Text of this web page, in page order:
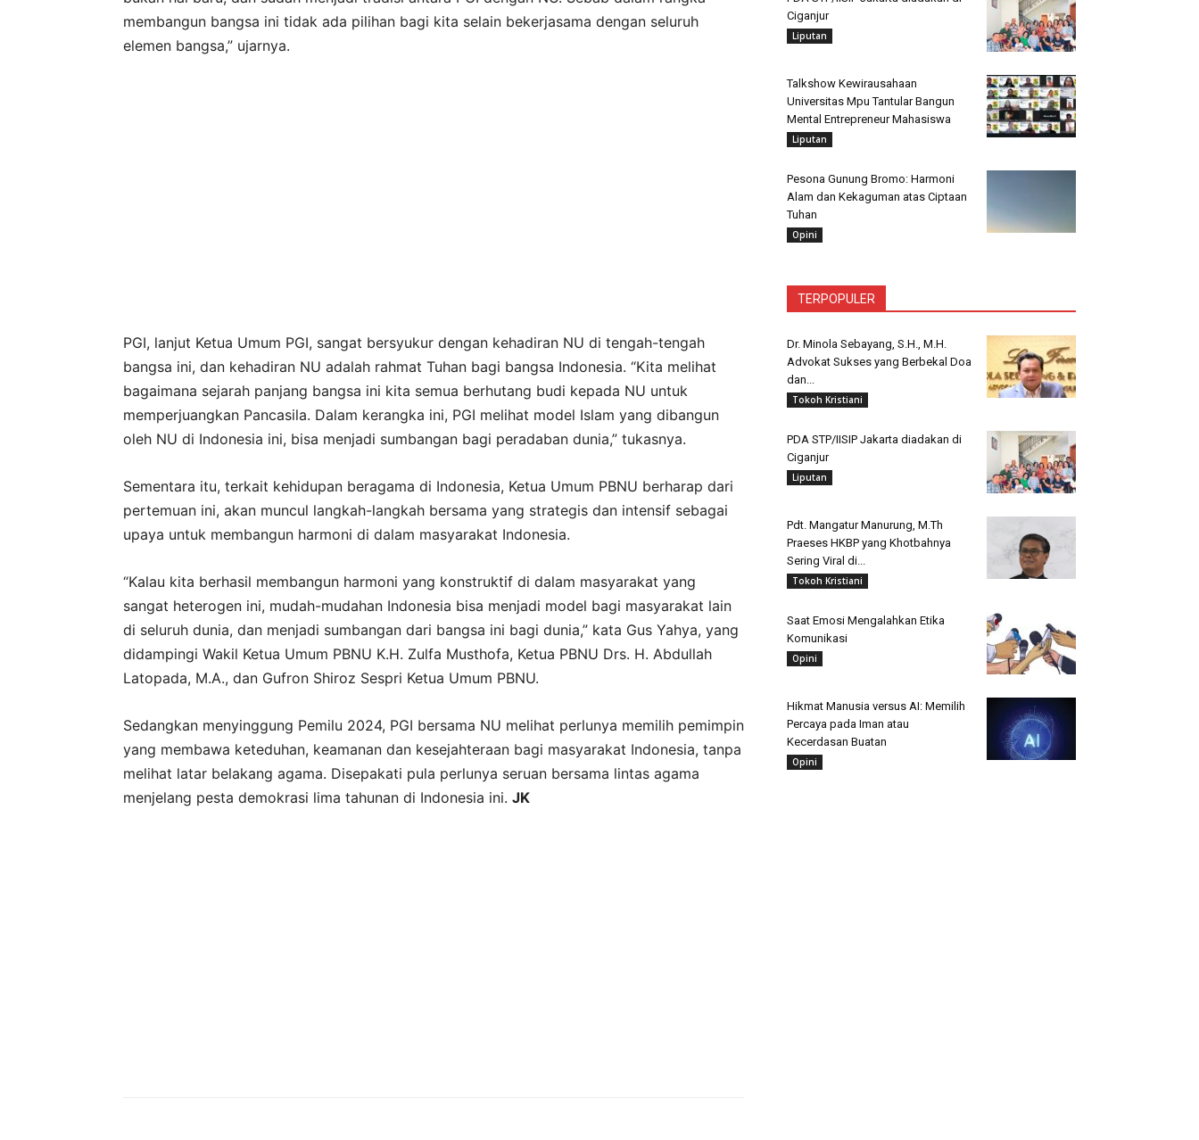
membangun bangsa ini tidak ada pilihan bagi kita selain bekerjasama dengan seluruh
elemen bangsa,” ujarnya.
PGI, lanjut Ketua Umum PGI, sangat bersyukur dengan kehadiran NU di tengah-tengah
bangsa ini, dan kehadiran NU adalah rahmat Tuhan bagi bangsa Indonesia. “Kita melihat
bagaimana sejarah panjang bangsa ini kita semua berhutang budi kepada NU untuk
memperjuangkan Pancasila. Dalam kerangka ini, PGI melihat model Islam yang dibangun
oleh NU di Indonesia ini, bisa menjadi sumbangan bagi peradaban dunia,” tukasnya.
Sementara itu, terkait kehidupan beragama di Indonesia, Ketua Umum PBNU berharap dari
pertemuan ini, akan muncul langkah-langkah bersama yang strategis dan intensif sebagai
upaya untuk membangun harmoni di dalam masyarakat Indonesia.
“Kalau kita berhasil membangun harmoni yang konstruktif di dalam masyarakat yang
sangat heterogen ini, mudah-mudahan Indonesia bisa menjadi model bagi masyarakat lain
di seluruh dunia, dan menjadi sumbangan dari bangsa ini bagi dunia,” kata Gus Yahya, yang
didampingi Wakil Ketua Umum PBNU K.H. Zulfa Musthofa, Ketua PBNU Drs. H. Abdullah
Latopada, M.A., dan Gufron Shiroz Sespri Ketua Umum PBNU.
Sedangkan menyinggung Pemilu 2024, PGI bersama NU melihat perlunya memilih pemimpin
yang membawa keteduhan, keamanan dan kesejahteraan bagi masyarakat Indonesia, tanpa
melihat latar belakang agama. Disepakati pula perlunya seruan bersama lintas agama
menjelang pesta demokrasi lima tahunan di Indonesia ini. JK
Ciganjur
Liputan
Talkshow Kewirausahaan
Universitas Mpu Tantular Bangun
Mental Entrepreneur Mahasiswa
Liputan
Pesona Gunung Bromo: Harmoni
Alam dan Kekaguman atas Ciptaan
Tuhan
Opini
TERPOPULER
Dr. Minola Sebayang, S.H., M.H.
Advokat Sukses yang Berbekal Doa
dan...
Tokoh Kristiani
PDA STP/IISIP Jakarta diadakan di
Ciganjur
Liputan
Pdt. Mangatur Manurung, M.Th
Praeses HKBP yang Khotbahnya
Sering Viral di...
Tokoh Kristiani
Saat Emosi Mengalahkan Etika
Komunikasi
Opini
Hikmat Manusia versus AI: Memilih
Percaya pada Iman atau
Kecerdasan Buatan
Opini